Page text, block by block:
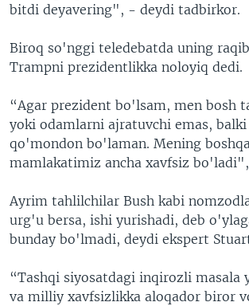
bitdi deyavering", - deydi tadbirkor.
Biroq so'nggi teledebatda uning
Trampni prezidentlikka noloyiq dedi.
“Agar prezident bo'lsam, men bosh
yoki odamlarni ajratuvchi emas,
qo'mondon bo'laman. Mening
mamlakatimiz ancha xavfsiz
Ayrim tahlilchilar Bush kabi
urg'u bersa, ishi yurishadi, deb
bunday bo'lmadi, deydi ekspert
“Tashqi siyosatdagi inqirozli masala
va milliy xavfsizlikka aloqador biror